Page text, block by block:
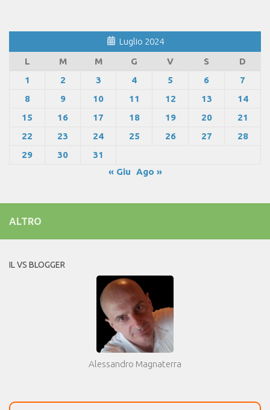
Luglio 2024
L
M M G V S
D
1
2 3 4 5 6
7
8
9 10 11 12 13
14
15
16 17 18 19 20
21
22
23 24 25 26 27
28
29
30
31
« Giu Ago »
ALTRO
IL VS BLOGGER
Alessandro Magnaterra